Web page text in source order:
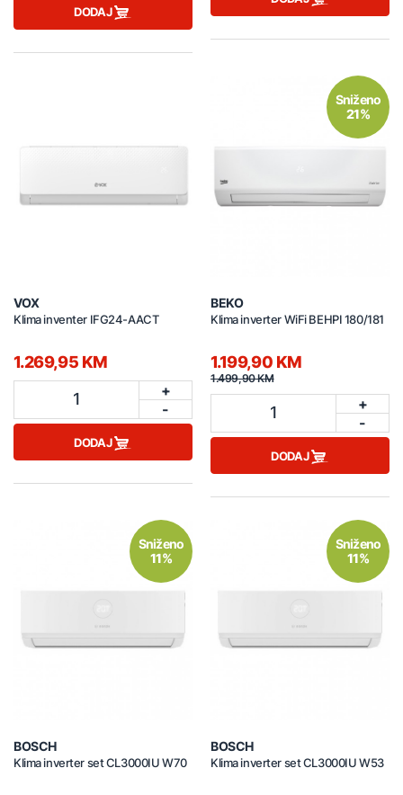
DODAJ
VOX
Klima inventer IFG24-AACT
1.269,95 KM
1
+
-
DODAJ
Sniženo
21%
BEKO
Klima inverter WiFi BEHPI 180/181
1.199,90 KM
1.499,90 KM
1
+
-
DODAJ
Sniženo
11%
BOSCH
Klima inverter set CL3000IU W70
Sniženo
11%
BOSCH
Klima inverter set CL3000IU W53